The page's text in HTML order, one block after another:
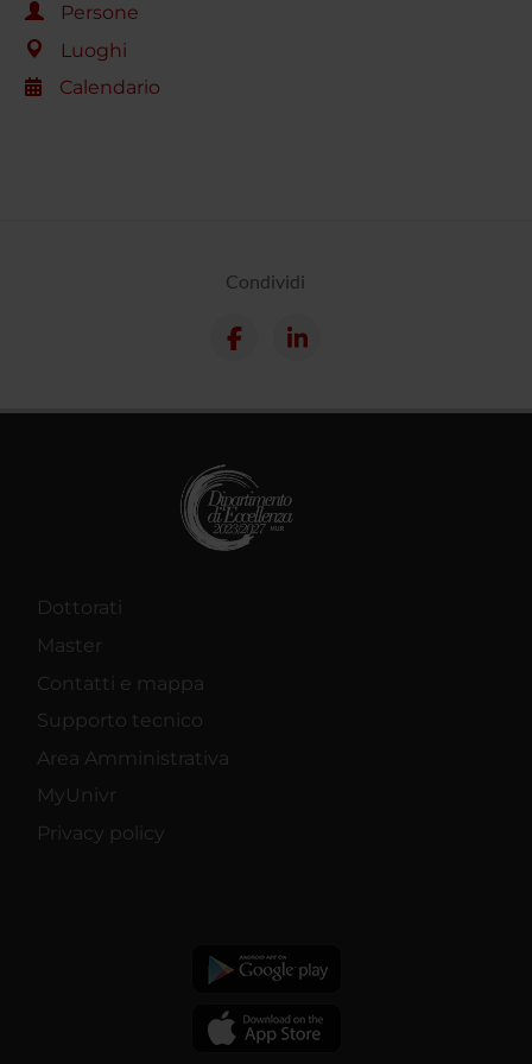
Persone
Luoghi
Calendario
Condividi
Dottorati
Master
Contatti e mappa
Supporto tecnico
Area Amministrativa
MyUnivr
Privacy policy